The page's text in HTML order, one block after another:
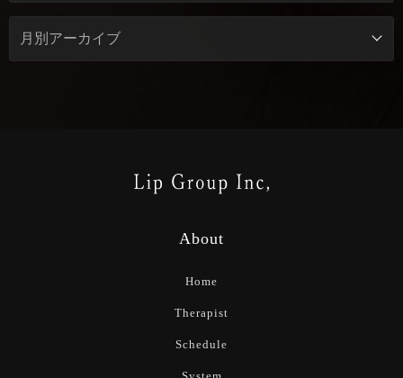
About
Home
Therapist
Schedule